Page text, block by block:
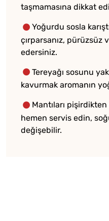
taşmamasına dikkat
Yoğurdu sosla
çırparsanız, pürüzsüz
edersiniz.
Tereyağı sosunu
kavurmak aromanın
Mantıları
hemen servis edin,
değişebilir.